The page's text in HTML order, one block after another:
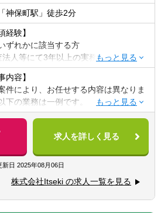
神保町駅」徒歩2分
経験】
ずれかに該当する方
法人等にて3年以上の実務経験
会計士(試験合格者も可)
公認会計士
要件】
取得者
ジメント経験がある方
事務所勤務経験がある方
る人物像】
のサポートをするころにモチベーショ
内容】
件により、お任せする内容は異なりま
下の業務は一例です。
（申告書の作成まで）
ル・フォレンジックレビュー業務
ルタントのサポート（不正調査/デュ
ジェンス/上場支援など）
詳細について：案件により様々な業務
するため、候補者の方のご志向をお伺
つ、事業内容はお任せする業務詳細に
求人を詳しく見る
新日 2025年08月06日
株式会社Itseki の求人一覧を見る